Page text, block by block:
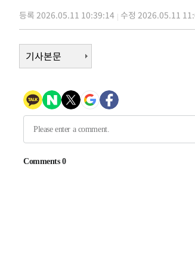
압수수색
-11261초 전 >[속보]원·달러 환율, 오전 9시
-11043초 전 >
[속보]코스닥, 5.95포인트(0.74%)
-11011초 전 >[속보]코스피, 6300선 재탈환
-8176초 전 > 시리아 다마스쿠스 교외에서 미니버
-7474초 전 >입추에도 극한더위…서울 낮 39도 '폭
례 큰 폭발음
[속보]규제합리화위원회 부위원
[속보]국힘 윤리위, '돌려차기 발
[속보] 7월 중국 수출 23.9%↑
등록 2026.05.11 10:39:14 수정 2026.05.11
기사본문